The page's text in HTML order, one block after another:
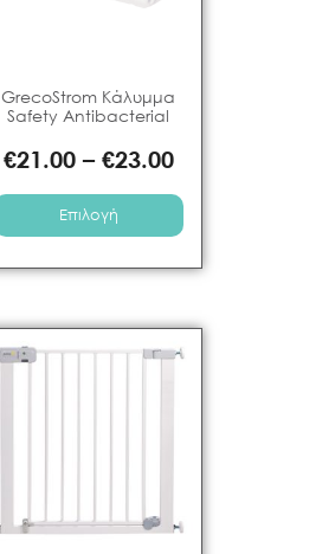
GrecoStrom Κάλυμμα
Safety Antibacterial
€21.00– €23.00
Επιλογή